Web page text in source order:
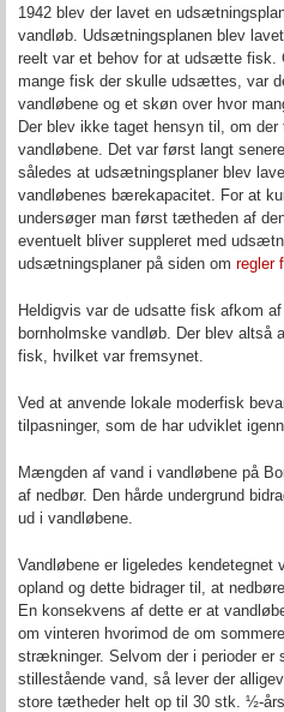
1942 blev der lavet en
vandløb. Udsætningsplanen blev
reelt var et behov for at udsætte fisk.
mange fisk der skulle udsættes, var
vandløbene og et skøn over hvor
Der blev ikke taget hensyn til, om
vandløbene. Det var først langt
således at udsætningsplaner blev
vandløbenes bærekapacitet. For at
undersøger man først tætheden af
eventuelt bliver suppleret med
udsætningsplaner på siden om regler
Heldigvis var de udsatte fisk afkom
bornholmske vandløb. Der blev altså
fisk, hvilket var fremsynet.
Ved at anvende lokale moderfisk
tilpasninger, som de har udviklet
Mængden af vand i vandløbene på
af nedbør. Den hårde undergrund
ud i vandløbene.
Vandløbene er ligeledes
opland og dette bidrager til, at
En konsekvens af dette er at
om vinteren hvorimod de om
strækninger. Selvom der i perioder
stillestående vand, så lever der
store tætheder helt op til 30 stk. ½-